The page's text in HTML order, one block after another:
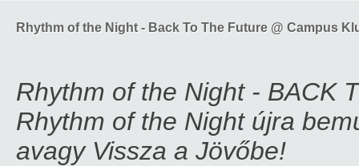
Rhythm of the Night - Back To The Future @ Campus
Rhythm of the Night - BACK
Rhythm of the Night újra
avagy Vissza a Jövőbe!